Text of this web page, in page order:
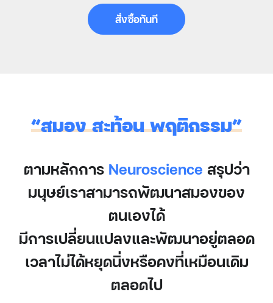
สั่งซื้อทันที
“สมอง สะท้อน พฤติกรรม”
ตามหลักการ Neuroscience สรุปว่า
มนุษย์เราสามารถพัฒนาสมองของ
ตนเองได้
มีการเปลี่ยนแปลงและพัฒนาอยู่ตลอด
เวลาไม่ได้หยุดนิ่งหรือคงที่เหมือนเดิม
ตลอดไป